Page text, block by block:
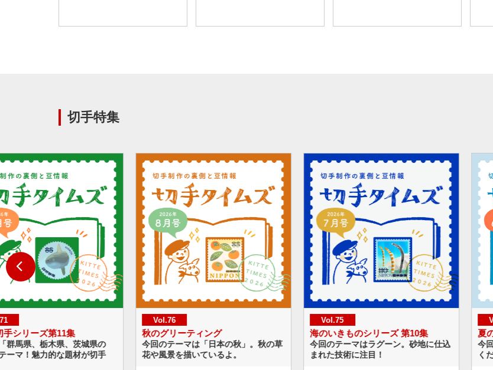
切手特集
Vol.76
グリーティング
のテーマは「日本の秋」。秋の草
風景を描いているよ。
Vol.75
海のいきものシリーズ 第10集
今回のテーマはラグーン。砂地に仕込
まれた技術に注目！
Vol.74
夏のグリーティング
今回のテーマは夏の冷たいスイーツと
くだもの！